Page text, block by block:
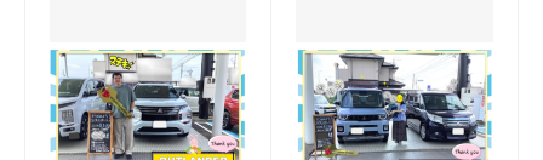
８月６日…忘れてはい
けない日👏
尾張旭店
K様へ…👩 納車致しま
した🚙
尾張旭店